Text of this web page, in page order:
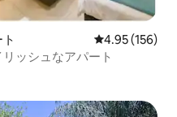
レビュー156
4.95 (156)
ッシュなアパート